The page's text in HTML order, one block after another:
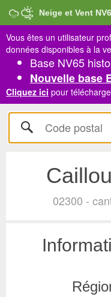
Neige et Vent
Vous êtes un utilisateur
données disponibles à la
Base NV65
Nouvelle base
Cliquez ici pour
02300 -